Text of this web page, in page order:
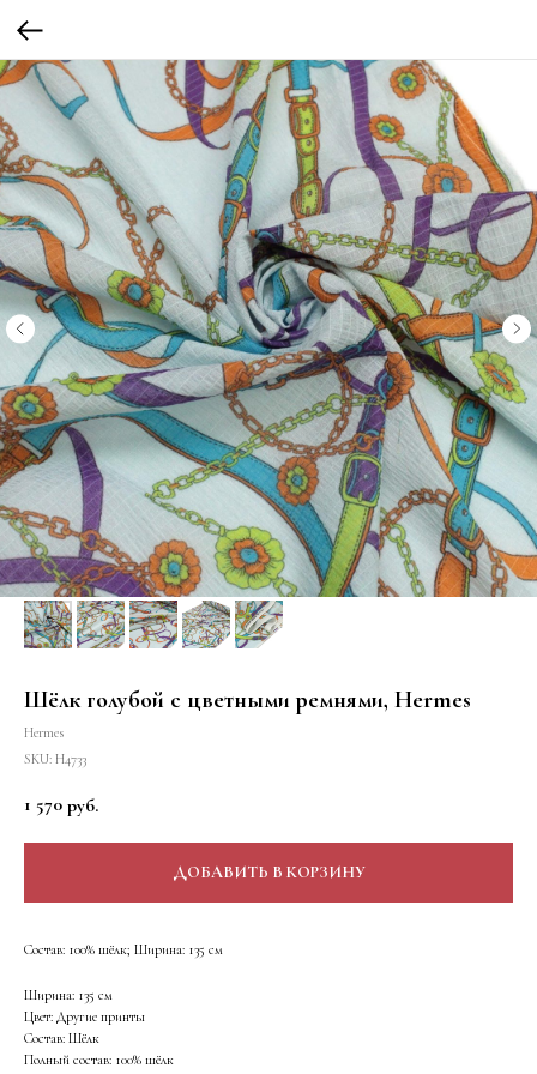
Шёлк голубой с цветными ремнями, Hermes
Hermes
SKU: Н4733
1 570 руб.
ДОБАВИТЬ В КОРЗИНУ
Состав: 100% шёлк; Ширина: 135 см
Ширина: 135 см
Цвет: Другие принты
Состав: Шёлк
Полный состав: 100% шёлк